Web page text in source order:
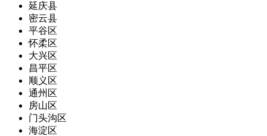
延庆县
密云县
平谷区
怀柔区
大兴区
昌平区
顺义区
通州区
房山区
门头沟区
海淀区